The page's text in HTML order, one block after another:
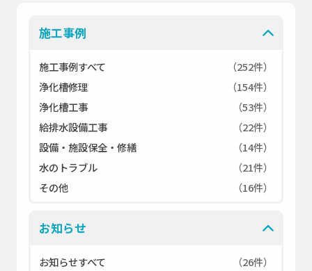
施工事例
施工事例すべて
（252件）
浄化槽修理
（154件）
浄化槽工事
（53件）
給排水設備工事
（22件）
設備・施設保全・修繕
（14件）
水のトラブル
（21件）
その他
（16件）
お知らせ
お知らせすべて
（26件）